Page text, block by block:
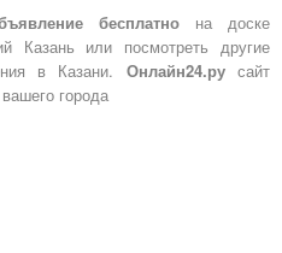
бесплатно на доске
Казань или посмотреть другие
в Казани. Онлайн24.русайт
города